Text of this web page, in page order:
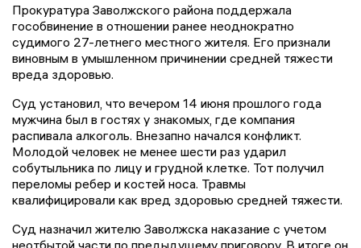
Прокуратура Заволжского района поддержала
гособвинение в отношении ранее неоднократно
судимого 27-летнего местного жителя. Его признали
виновным в умышленном причинении средней тяжести
вреда здоровью.
Суд установил, что вечером 14 июня прошлого года
мужчина был в гостях у знакомых, где компания
распивала алкоголь. Внезапно начался конфликт.
Молодой человек не менее шести раз ударил
собутыльника по лицу и грудной клетке. Тот получил
переломы ребер и костей носа. Травмы
квалифицировали как вред здоровью средней тяжести.
Суд назначил жителю Заволжска наказание с учетом
неотбытой части по предыдущему приговору. В итоге он